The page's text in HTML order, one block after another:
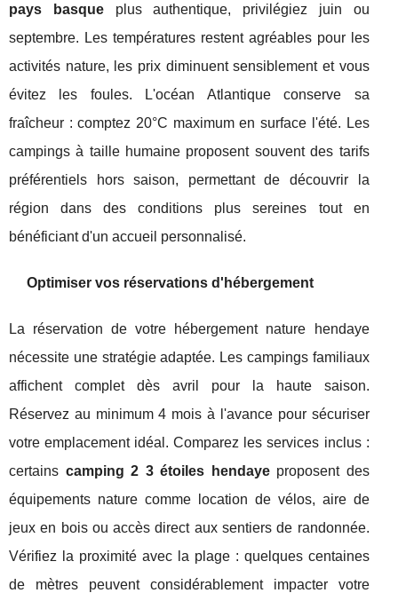
pays basqueplus authentique, privilégiez juin ou
septembre. Les températures restent agréables pour les
activités nature, les prix diminuent sensiblement et vous
évitez les foules. L'océan Atlantique conserve sa
fraîcheur : comptez 20°C maximum en surface l'été. Les
campings à taille humaine proposent souvent des tarifs
préférentiels hors saison, permettant de découvrir la
région dans des conditions plus sereines tout en
bénéficiant d'un accueil personnalisé.
Optimiser vos réservations d'hébergement
La réservation de votre hébergement nature hendaye
nécessite une stratégie adaptée. Les campings familiaux
affichent complet dès avril pour la haute saison.
Réservez au minimum 4 mois à l'avance pour sécuriser
votre emplacement idéal. Comparez les services inclus :
certains camping 2 3 étoiles hendayeproposent des
équipements nature comme location de vélos, aire de
jeux en bois ou accès direct aux sentiers de randonnée.
Vérifiez la proximité avec la plage : quelques centaines
de mètres peuvent considérablement impacter votre